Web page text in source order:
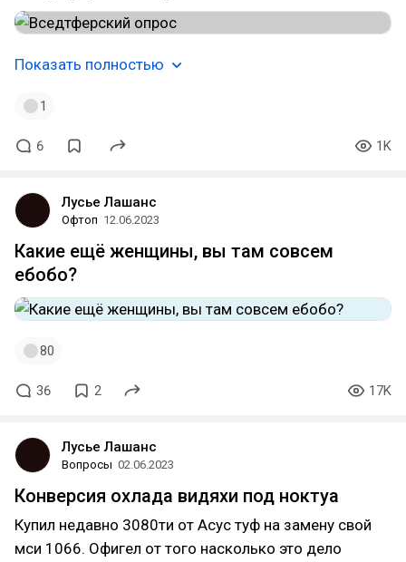
Показать полностью
1
6 1K
Лусье Лашанс
Офтоп 12.06.2023
Какие ещё женщины, вы там совсем
ебобо?
80
36 2 17K
Лусье Лашанс
Вопросы 02.06.2023
Конверсия охлада видяхи под ноктуа
Купил недавно 3080ти от Асус туф на замену свой
мси 1066. Офигел от того насколько это дело